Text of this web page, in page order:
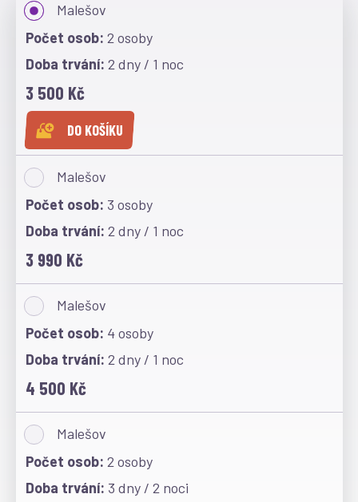
Malešov
2 osoby
2 dny / 1 noc
3 500 Kč
DO KOŠÍKU
Malešov
3 osoby
2 dny / 1 noc
3 990 Kč
Malešov
4 osoby
2 dny / 1 noc
4 500 Kč
Malešov
2 osoby
3 dny / 2 noci